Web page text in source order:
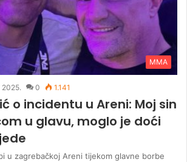
MMA
2025. 0 1.141
o incidentu u Areni: Moj sin
u glavu, moglo je doći
u zagrebačkoj Areni tijekom glavne borbe